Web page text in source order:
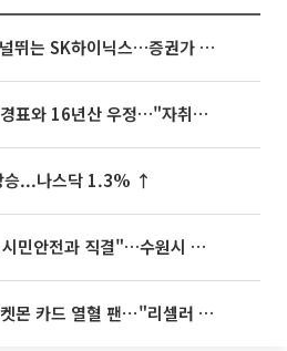
'불안과 기대 사이' 널뛰는 SK하이닉스…증권가 "HBM4·LTA 기반 펀터멘털 견고"
'나혼산' 류혜영, 고경표와 16년산 우정…"자취방서 부모님과 마주쳐"
승...나스닥 1.3% ↑
이재준 시장 "정전, 시민안전과 직결"…수원시 비상대응체계 가동
'차쥐뿔' 이준영, 포켓몬 카드 열혈 팬⋯"리셀러 처단할 것"